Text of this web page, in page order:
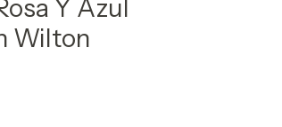
Y Azul
Wilton